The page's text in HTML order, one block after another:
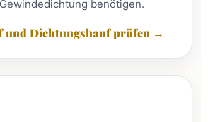
benötigen.
und Dichtungshanf prüfen →